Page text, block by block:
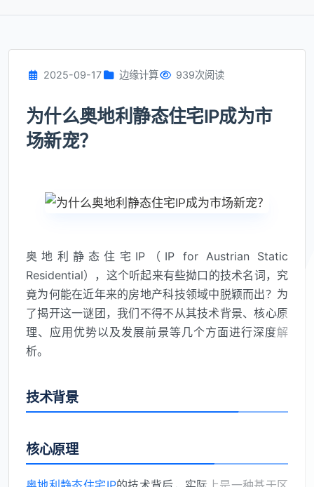
2025-09-17 边缘计算 939次阅读
为什么奥地利静态住宅IP成为市
场新宠？
奥地利静态住宅IP（IP for Austrian Static
Residential），这个听起来有些拗口的技术名词，究
竟为何能在近年来的房地产科技领域中脱颖而出？为
了揭开这一谜团，我们不得不从其技术背景、核心原
理、应用优势以及发展前景等几个方面进行深度解
析。
技术背景
核心原理